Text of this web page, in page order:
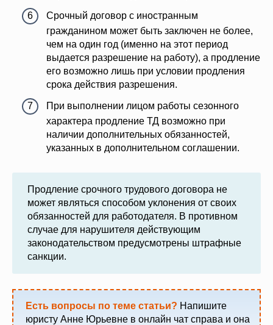
Срочный договор с иностранным
гражданином может быть заключен не более,
чем на один год (именно на этот период
выдается разрешение на работу), а продление
его возможно лишь при условии продления
срока действия разрешения.
При выполнении лицом работы сезонного
характера продление ТД возможно при
наличии дополнительных обязанностей,
указанных в дополнительном соглашении.
Продление срочного трудового договора не
может являться способом уклонения от своих
обязанностей для работодателя. В противном
случае для нарушителя действующим
законодательством предусмотрены штрафные
санкции.
Есть вопросы по теме статьи? Напишите
юристу Анне Юрьевне в онлайн чат справа и она